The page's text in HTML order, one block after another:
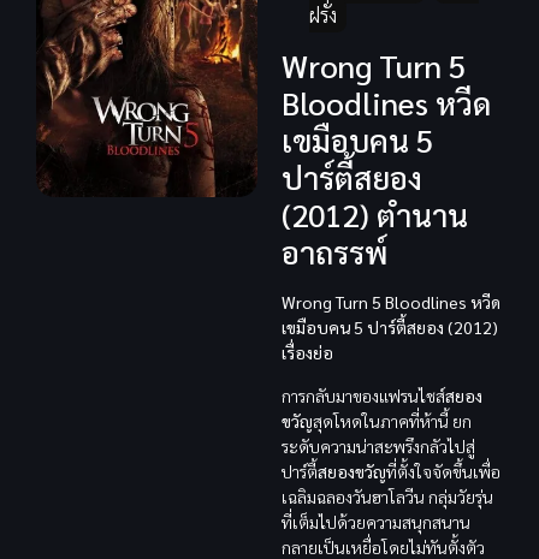
ฝรั่ง
Wrong Turn 5
Bloodlines หวีด
เขมือบคน 5
ปาร์ตี้สยอง
(2012) ตำนาน
อาถรรพ์
Wrong Turn 5 Bloodlines หวีด
เขมือบคน 5 ปาร์ตี้สยอง (2012)
เรื่องย่อ
การกลับมาของแฟรนไชส์สยอง
ขวัญสุดโหดในภาคที่ห้านี้ ยก
ระดับความน่าสะพรึงกลัวไปสู่
ปาร์ตี้สยองขวัญที่ตั้งใจจัดขึ้นเพื่อ
เฉลิมฉลองวันฮาโลวีน กลุ่มวัยรุ่น
ที่เต็มไปด้วยความสนุกสนาน
กลายเป็นเหยื่อโดยไม่ทันตั้งตัว